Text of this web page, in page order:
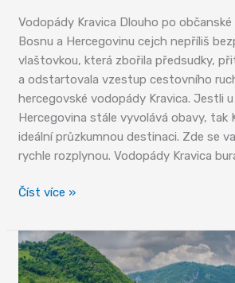
Vodopády Kravica Dlouho po
Bosnu a Hercegovinu cejch nepříliš
vlaštovkou, která zbořila předsudky,
a odstartovala vzestup cestovního
hercegovské vodopády Kravica. Jestli
Hercegovina stále vyvolává obavy, tak
ideální průzkumnou destinaci. Zde se
rychle rozplynou. Vodopády Kravica
Vlahý
před
palčivým
sluncem
Číst více »